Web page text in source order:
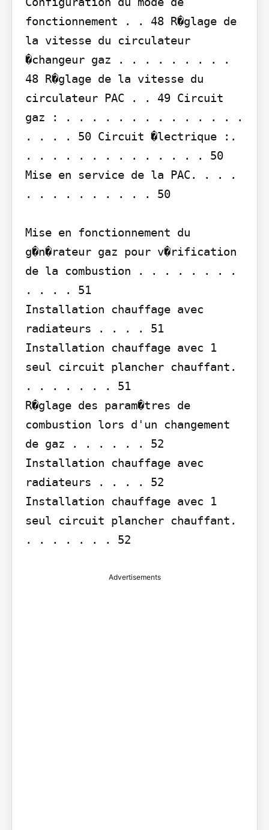
fonctionnement . . 48 R�glage de
la vitesse du circulateur
�changeur gaz . . . . . . . . .
48 R�glage de la vitesse du
circulateur PAC . . 49 Circuit
gaz : . . . . . . . . . . . . . .
. . . . 50 Circuit �lectrique :.
. . . . . . . . . . . . . . 50
Mise en service de la PAC. . . .
. . . . . . . . . . 50
Mise en fonctionnement du
g�n�rateur gaz pour v�rification
de la combustion . . . . . . . .
. . . . 51
Installation chauffage avec
radiateurs . . . . 51
Installation chauffage avec 1
seul circuit plancher chauffant.
. . . . . . . 51
R�glage des param�tres de
combustion lors d'un changement
de gaz . . . . . . 52
Installation chauffage avec
radiateurs . . . . 52
Installation chauffage avec 1
seul circuit plancher chauffant.
. . . . . . . 52
Advertisements